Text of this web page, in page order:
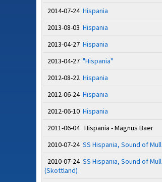
2014-07-24 Hispania
2013-08-03 Hispania
2013-04-27 Hispania
2013-04-27 "Hispania"
2012-08-22 Hispania
2012-06-24 Hispania
2012-06-10 Hispania
2011-06-04 Hispania - Magnus Baer
2010-07-24 SS Hispania, Sound of Mull
2010-07-24 SS Hispania, Sound of Mull
(Skottland)